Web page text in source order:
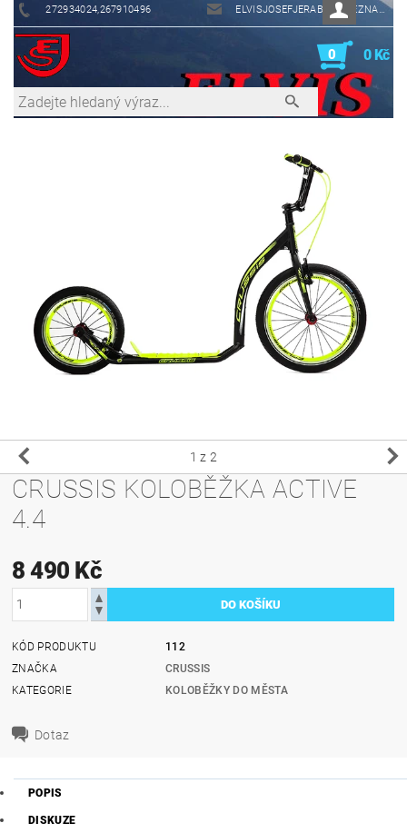
272934024,267910496 ELVISJOSEFJERABEK@SEZNAM.CZ
0 0 Kč
1 z 2
CRUSSIS KOLOBĚŽKA ACTIVE
4.4
8 490 Kč
KÓD PRODUKTU
112
ZNAČKA
CRUSSIS
KATEGORIE
KOLOBĚŽKY DO MĚSTA
Dotaz
POPIS
DISKUZE